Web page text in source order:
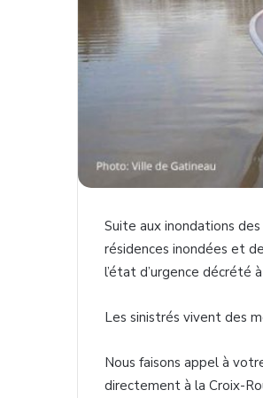
Suite aux inondations
résidences inondées et
l’état d’urgence décrété
Les sinistrés vivent des
Nous faisons appel à
directement à la Croix-